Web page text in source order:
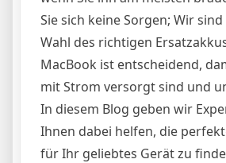
Sie sich keine Sorgen; Wir
Wahl des richtigen
MacBook ist entscheidend,
mit Strom versorgt sind und
In diesem Blog geben wir
Ihnen dabei helfen, die
für Ihr geliebtes Gerät zu